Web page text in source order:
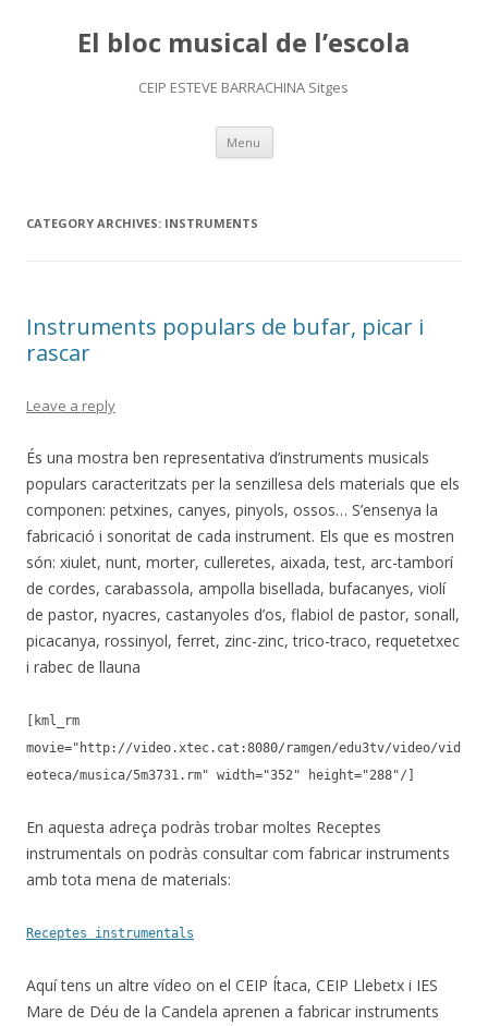
El bloc musical de l’escola
CEIP ESTEVE BARRACHINA Sitges
Menu Skip
content
CATEGORY ARCHIVES: INSTRUMENTS
Instruments populars de bufar, picar i
rascar
Leave a reply
És una mostra ben representativa d’instruments musicals
populars caracteritzats per la senzillesa dels materials que els
componen: petxines, canyes, pinyols, ossos… S’ensenya la
fabricació i sonoritat de cada instrument. Els que es mostren
són: xiulet, nunt, morter, culleretes, aixada, test, arc-tamborí
de cordes, carabassola, ampolla bisellada, bufacanyes, violí
de pastor, nyacres, castanyoles d’os, flabiol de pastor, sonall,
picacanya, rossinyol, ferret, zinc-zinc, trico-traco, requetetxec
i rabec de llauna
[kml_rm
movie="http://video.xtec.cat:8080/ramgen/edu3tv/video/vid
eoteca/musica/5m3731.rm" width="352" height="288"/]
En aquesta adreça podràs trobar moltes Receptes
instrumentals on podràs consultar com fabricar instruments
amb tota mena de materials:
Receptes instrumentals
Aquí tens un altre vídeo on el CEIP Ítaca, CEIP Llebetx i IES
Mare de Déu de la Candela aprenen a fabricar instruments